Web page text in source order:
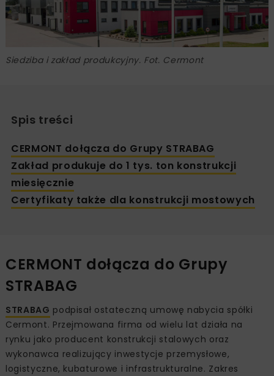
Siedziba i zakład produkcyjny. Fot. Cermont
Spis treści
CERMONT dołącza do Grupy STRABAG
Zakład produkuje do 1 tys. ton konstrukcji
miesięcznie
Certyfikaty także dla konstrukcji mostowych
CERMONT dołącza do Grupy
STRABAG
STRABAG podpisał ostateczną umowę nabycia spółki
Cermont. Przejmowana firma od wielu lat działa na
rynku jako producent konstrukcji stalowych oraz
wykonawca realizujący inwestycje przemysłowe,
logistyczne, kubaturowe i infrastrukturalne. Zakres